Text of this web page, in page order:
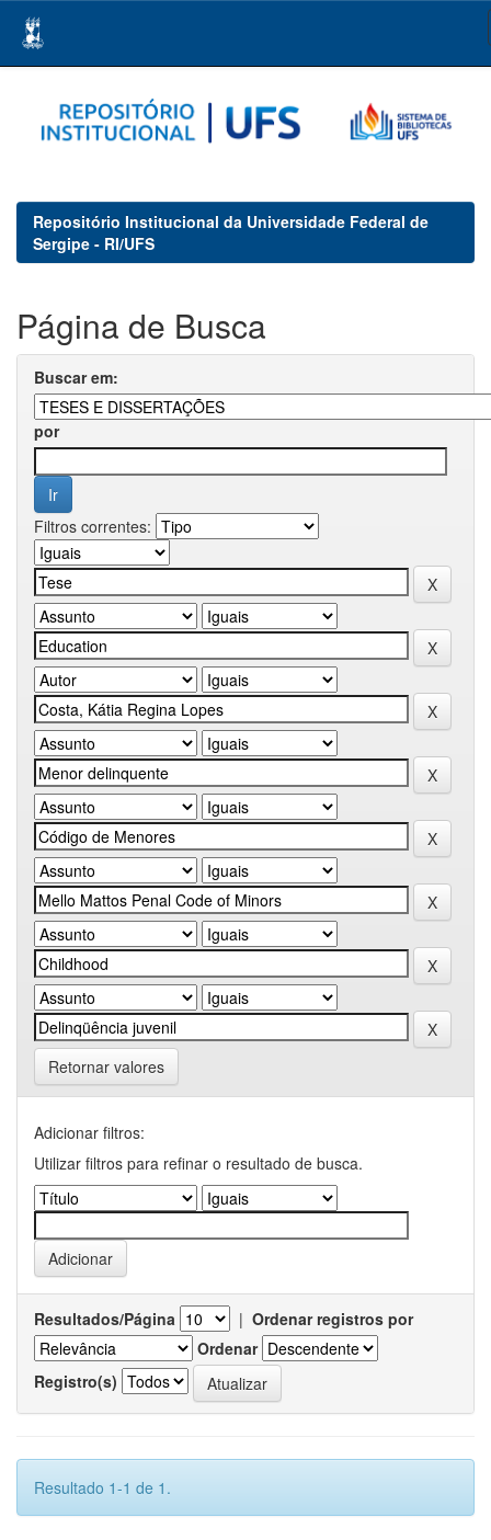
navigation
Repositório Institucional da Universidade Federal de
Sergipe - RI/UFS
Página de Busca
Buscar em:
por
Filtros correntes:
Retornar valores
Adicionar filtros:
Utilizar filtros para refinar o resultado de busca.
Resultados/Página | Ordenar registros por
Ordenar
Registro(s)
Resultado 1-1 de 1.